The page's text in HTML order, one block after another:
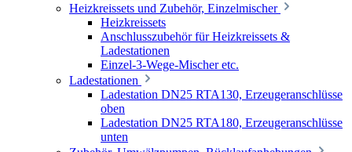
Heizkreissets und Zubehör, Einzelmischer
Heizkreissets
Anschlusszubehör für Heizkreissets &
Ladestationen
Einzel-3-Wege-Mischer etc.
Ladestationen
Ladestation DN25 RTA130, Erzeugeranschlüsse
oben
Ladestation DN25 RTA180, Erzeugeranschlüsse
unten